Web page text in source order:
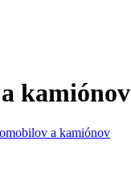
kamiónov
a kamiónov